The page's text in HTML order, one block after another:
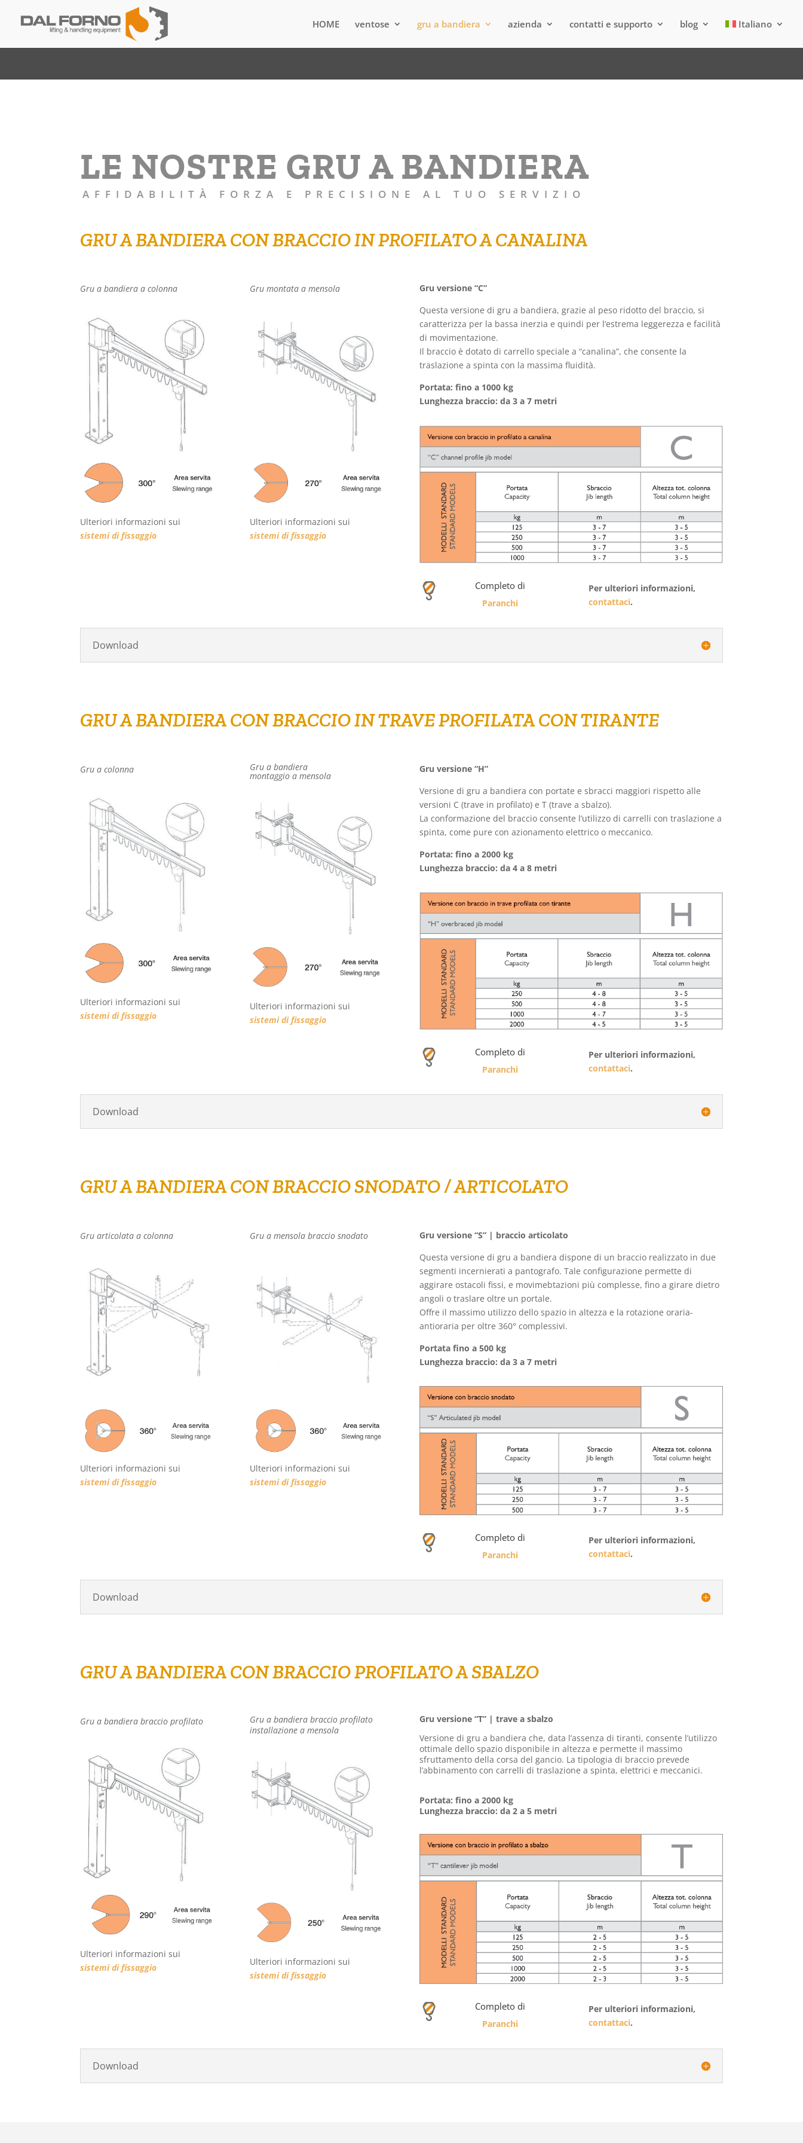
HOME ventose gru a bandiera azienda contatti e supporto blog Italiano
LE NOSTRE GRU A BANDIERA
AFFIDABILITÀ FORZA E PRECISIONE AL TUO SERVIZIO
GRU A BANDIERA CON BRACCIO IN PROFILATO A CANALINA
Gru a bandiera a colonna
Ulteriori informazioni sui
sistemi di fissaggio
Gru montata a mensola
Ulteriori informazioni sui
sistemi di fissaggio
Gru versione “C”
Questa versione di gru a bandiera, grazie al peso ridotto del braccio, si
caratterizza per la bassa inerzia e quindi per l’estrema leggerezza e facilità
di movimentazione.
Il braccio è dotato di carrello speciale a “canalina”, che consente la
traslazione a spinta con la massima fluidità.
Portata: fino a 1000 kg
Lunghezza braccio: da 3 a 7 metri
Completo di
Paranchi
Per ulteriori informazioni,
contattaci.
Download
GRU A BANDIERA CON BRACCIO IN TRAVE PROFILATA CON TIRANTE
Gru a colonna
Ulteriori informazioni sui
sistemi di fissaggio
Gru a bandiera
montaggio a mensola
Ulteriori informazioni sui
sistemi di fissaggio
Gru versione “H”
Versione di gru a bandiera con portate e sbracci maggiori rispetto alle
versioni C (trave in profilato) e T (trave a sbalzo).
La conformazione del braccio consente l’utilizzo di carrelli con traslazione a
spinta, come pure con azionamento elettrico o meccanico.
Portata: fino a 2000 kg
Lunghezza braccio: da 4 a 8 metri
Completo di
Paranchi
Per ulteriori informazioni,
contattaci.
Download
GRU A BANDIERA CON BRACCIO SNODATO / ARTICOLATO
Gru articolata a colonna
Ulteriori informazioni sui
sistemi di fissaggio
Gru a mensola braccio snodato
Ulteriori informazioni sui
sistemi di fissaggio
Gru versione “S” | braccio articolato
Questa versione di gru a bandiera dispone di un braccio realizzato in due
segmenti incernierati a pantografo. Tale configurazione permette di
aggirare ostacoli fissi, e movimebtazioni più complesse, fino a girare dietro
angoli o traslare oltre un portale.
Offre il massimo utilizzo dello spazio in altezza e la rotazione oraria-
antioraria per oltre 360° complessivi.
Portata fino a 500 kg
Lunghezza braccio: da 3 a 7 metri
Completo di
Paranchi
Per ulteriori informazioni,
contattaci.
Download
GRU A BANDIERA CON BRACCIO PROFILATO A SBALZO
Gru a bandiera braccio profilato
Ulteriori informazioni sui
sistemi di fissaggio
Gru a bandiera braccio profilato
installazione a mensola
Ulteriori informazioni sui
sistemi di fissaggio
Gru versione “T” | trave a sbalzo
Versione di gru a bandiera che, data l’assenza di tiranti, consente l’utilizzo
ottimale dello spazio disponibile in altezza e permette il massimo
sfruttamento della corsa del gancio. La tipologia di braccio prevede
l’abbinamento con carrelli di traslazione a spinta, elettrici e meccanici.
Portata: fino a 2000 kg
Lunghezza braccio: da 2 a 5 metri
Completo di
Paranchi
Per ulteriori informazioni,
contattaci.
Download